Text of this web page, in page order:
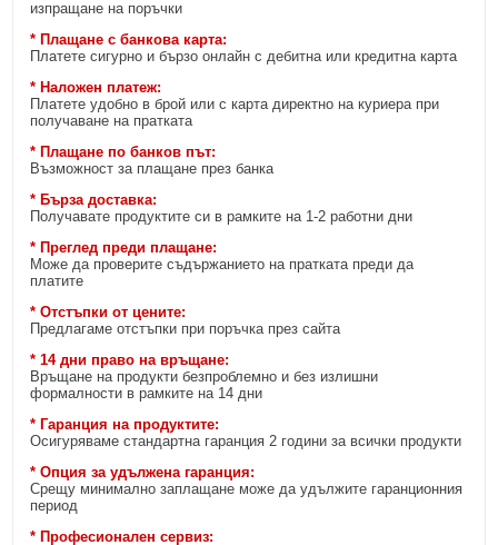
изпращане на поръчки
* Плащане с банкова карта:
Платете сигурно и бързо онлайн с дебитна или кредитна карта
* Наложен платеж:
Платете удобно в брой или с карта директно на куриера при
получаване на пратката
* Плащане по банков път:
Възможност за плащане през банка
* Бърза доставка:
Получавате продуктите си в рамките на 1-2 работни дни
* Преглед преди плащане:
Може да проверите съдържанието на пратката преди да
платите
* Отстъпки от цените:
Предлагаме отстъпки при поръчка през сайта
* 14 дни право на връщане:
Връщане на продукти безпроблемно и без излишни
формалности в рамките на 14 дни
* Гаранция на продуктите:
Осигуряваме стандартна гаранция 2 години за всички продукти
* Опция за удължена гаранция:
Срещу минимално заплащане може да удължите гаранционния
период
* Професионален сервиз: